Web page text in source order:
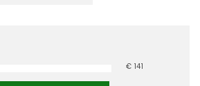
€ 141